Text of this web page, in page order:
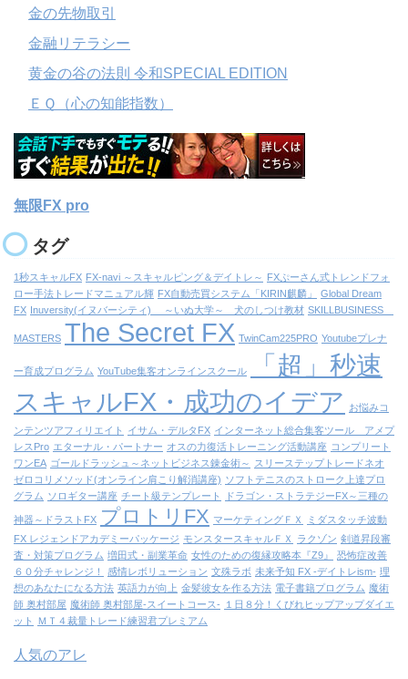
金の先物取引
金融リテラシー
黄金の谷の法則 令和SPECIAL EDITION
ＥＱ（心の知能指数）
無限FX pro
タグ
1秒スキャルFX FX-navi ～スキャルピング＆デイトレ～ FXぷーさん式トレンドフォ
ロー手法トレードマニュアル輝 FX自動売買システム「KIRIN麒麟」
Global Dream
FX Inuversity(イヌバーシティ) ～いぬ大学～ 犬のしつけ教材 SKILLBUSINESS
MASTERS The Secret FX TwinCam225PRO Youtubeプレナ
ー育成プログラム YouTube集客オンラインスクール
「超」秒速
スキャルFX・成功のイデア
お悩みコ
ンテンツアフィリエイト イサム・デルタFX インターネット総合集客ツール アメプ
レスPro エターナル・パートナー オスの力復活トレーニング活動講座 コンプリート
ワンEA ゴールドラッシュ～ネットビジネス錬金術～
スリーステップトレードネオ
ゼロコリメソッド(オンライン肩こり解消講座) ソフトテニスのストローク上達プロ
グラム ソロギター講座 チート級テンプレート ドラゴン・ストラテジーFX～三種の
神器～ドラストFX プロトリFX マーケティングＦＸ
ミダスタッチ波動
FX レジェンドアカデミーパッケージ モンスタースキャルＦＸ ラクゾン 剣道昇段審
査・対策プログラム 増田式・副業革命 女性のための復縁攻略本『Z9』
恐怖症改善
６０分チャレンジ！
感情レボリューション 文殊ラボ 未来予知 FX -デイトレism- 理
想のあなたになる方法 英語力が向上 金髪彼女を作る方法 電子書籍プログラム 魔術
師 奥村部屋 魔術師 奥村部屋-スイートコース-
１日８分！くびれヒップアップダイエ
ット
ＭＴ４裁量トレード練習君プレミアム
人気のアレ